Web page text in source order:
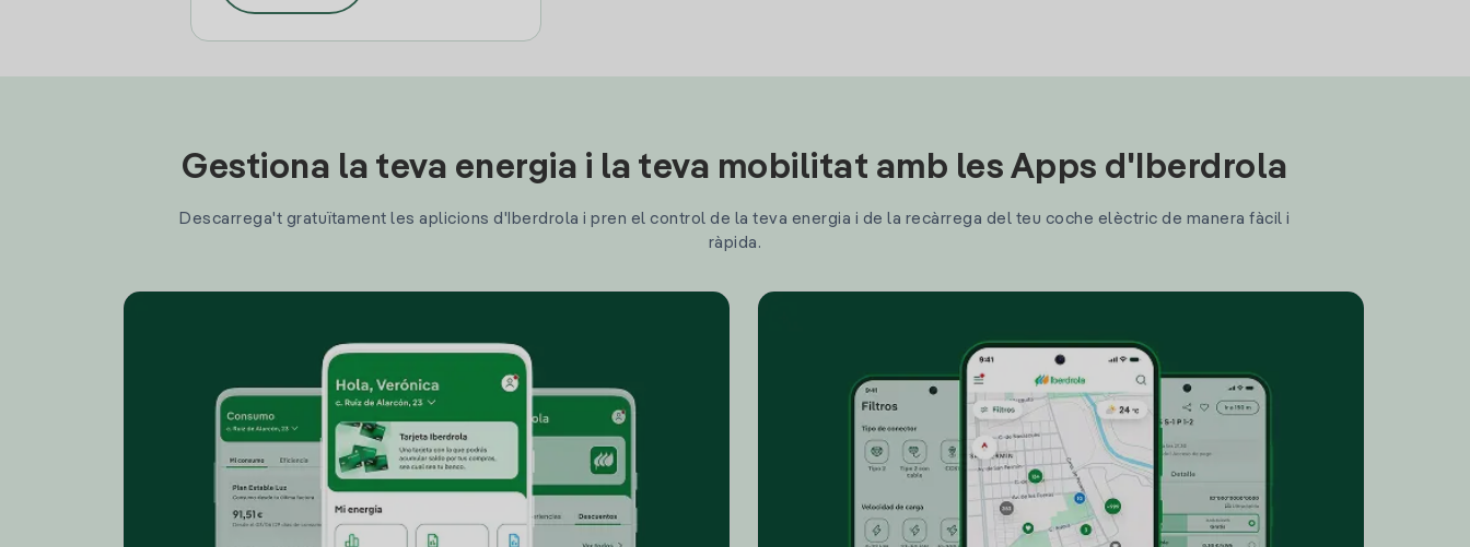
Gestiona la teva energia i la teva mobilitat amb les Apps d'Iberdrola
Descarrega't gratuïtament les aplicions d'Iberdrola i pren el control de la teva energia i de la recàrrega del teu coche elèctric de manera fàcil i
ràpida.